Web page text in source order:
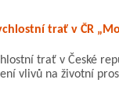
trať v ČR
trať v České
vlivů na životní